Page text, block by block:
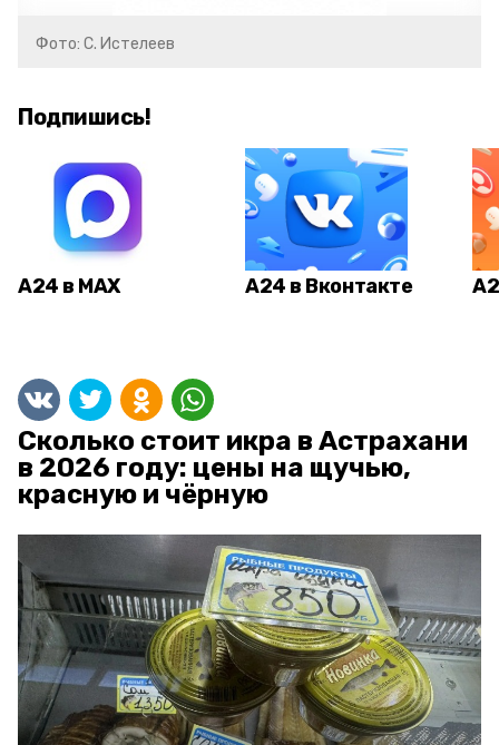
Фото: С. Истелеев
Подпишись!
А24 в MAX А24 в Вконтакте
Сколько стоит икра в Астрахани
в 2026 году: цены на щучью,
красную и чёрную